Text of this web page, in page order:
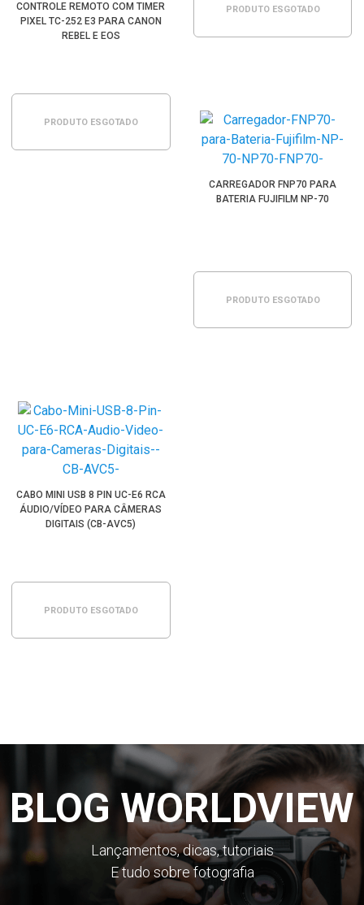
CONTROLE REMOTO COM TIMER
PIXEL TC-252 E3 PARA CANON
REBEL E EOS
PRODUTO ESGOTADO
PRODUTO ESGOTADO
CARREGADOR FNP70 PARA
BATERIA FUJIFILM NP-70
PRODUTO ESGOTADO
CABO MINI USB 8 PIN UC-E6 RCA
ÁUDIO/VÍDEO PARA CÂMERAS
DIGITAIS (CB-AVC5)
PRODUTO ESGOTADO
BLOG WORLDVIEW
Lançamentos, dicas, tutoriais
E tudo sobre fotografia